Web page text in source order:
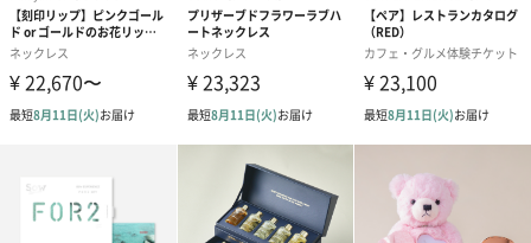
スキンケアグッズ
スキンケアグッズを同梱してお届けします。